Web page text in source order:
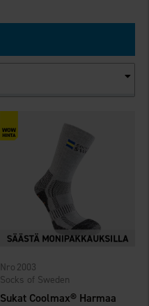
Sukat Coolmax® Harmaa
Socks of Sweden
2003